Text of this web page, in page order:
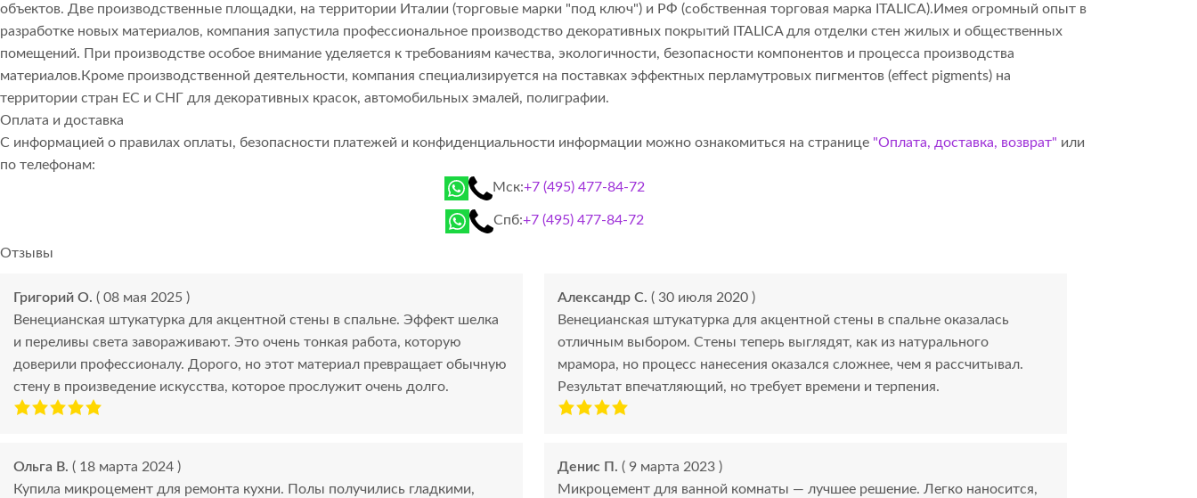
объектов. Две производственные площадки, на территории Италии (торговые марки "под ключ") и РФ (собственная торговая марка ITALICA).Имея огромный опыт в
разработке новых материалов, компания запустила профессиональное производство декоративных покрытий ITALICA для отделки стен жилых и общественных
помещений. При производстве особое внимание уделяется к требованиям качества, экологичности, безопасности компонентов и процесса производства
материалов.Кроме производственной деятельности, компания специализируется на поставках эффектных перламутровых пигментов (effect pigments) на
территории стран ЕС и СНГ для декоративных красок, автомобильных эмалей, полиграфии.
Оплата и доставка
С информацией о правилах оплаты, безопасности платежей и конфиденциальности информации можно ознакомиться на странице "Оплата, доставка, возврат" или
по телефонам:
Мск:+7 (495) 477-84-72
Спб:+7 (495) 477-84-72
Отзывы
Григорий О. ( 08 мая 2025 )
Венецианская штукатурка для акцентной стены в спальне. Эффект шелка
и переливы света завораживают. Это очень тонкая работа, которую
доверили профессионалу. Дорого, но этот материал превращает обычную
стену в произведение искусства, которое прослужит очень долго.
Ольга В. ( 18 марта 2024 )
Купила микроцемент для ремонта кухни. Полы получились гладкими,
Александр С. ( 30 июля 2020 )
Венецианская штукатурка для акцентной стены в спальне оказалась
отличным выбором. Стены теперь выглядят, как из натурального
мрамора, но процесс нанесения оказался сложнее, чем я рассчитывал.
Результат впечатляющий, но требует времени и терпения.
Денис П. ( 9 марта 2023 )
Микроцемент для ванной комнаты — лучшее решение. Легко наносится,